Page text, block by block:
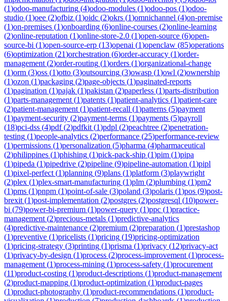
(1)odoo-manufacturing (4)odoo-modules (1)odoo-pos (1)odoo-
studio (1)oee (2)ofbiz (1)oidc (2)okrs (1)omnichannel (4)on-premise
(1)on-premises (1)onboarding (6)online-courses (2)online-learning
(2)online-reputation (1)online-store-2.0 (1)open-source (6)open-
source-bi (1)open-source-erp (13)openai (1)openclaw (85)operations
(6)optimization (21)orchestration (6)order-accuracy (1)order-
management (2)order-routing (1)orders (1)organizational-change
(1)orm (3)oss (1)otto (3)outsourcing (3)owasp (1)owl (2)ownership
(1)ozon (1)packaging (2)page-objects (1)paginated-reports
(1)pagination (1)pajak (1)pakistan (2)paperless (1)parts-distribution
(1)parts-management (1)patents (1)patient-analytics (1)patient-care
(2)patient-management (1)patient-recall (1)patterns (5)payment
(1)payment-security (2)payment-terms (1)payments (5)payroll
(18)pci-dss (4)pdf(2)pdfkit (1)pdpl (2)peachtree (2)penetration-
testing (1)people-analytics (2)performance (25)performance-review
(1)permissions (1)personalization (5)pharma (4)pharmaceutical
(2)philippines (1)phishing (1)pick-pack-ship (1)pim (1)pipa
(1)pipeda (1)pipedrive (2)pipeline (9)pipeline-automation (1)pipl
(1)pixel-perfect (1)planning (9)plans (1)platform (3)playwright
(2)plex (1)plex-smart-manufacturing (1)plm (2)plumbing (1)pm2
(1)pms (1)pnpm (1)point-of-sale (3)poland (3)polaris (1)pos (9)post-
brexit (1)post-implementation (2)postgres (2)postgresql (10)power-
bi (79)power-bi-premium (1)power-query (1)ppc (1)practice-
management (2)precious-metals (1)predictive-analytics
(4)predictive-maintenance (2)premium (2)preparation (1)prestashop
(1)preventive (1)pricelists (1)pricing (19)pricing-optimization
(1)pricing-strategy (3)printing (1)prisma (1)privacy (12)privacy-act
(1)privacy-by-design (1)process (2)process-improvement (1)process-
management (1)process-mining (1)process-safety (1)procurement
(11)product-costing (1)product-descriptions (1)product-management
(2)product-mapping (1)product-optimization (1)product-pages
(1)product-photography (1)product-recommendations (1)product-